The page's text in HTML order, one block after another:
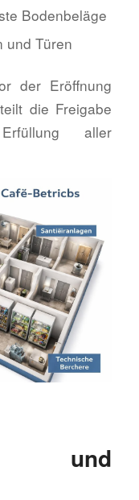
Bodenbeläge
und Türen
der Eröffnung
die Freigabe
aller
und